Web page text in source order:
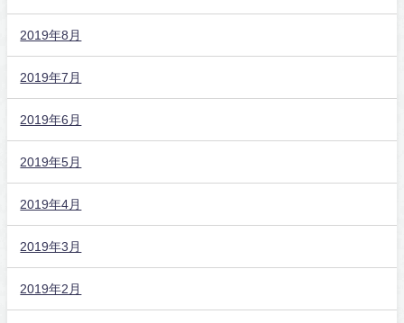
2019年8月
2019年7月
2019年6月
2019年5月
2019年4月
2019年3月
2019年2月